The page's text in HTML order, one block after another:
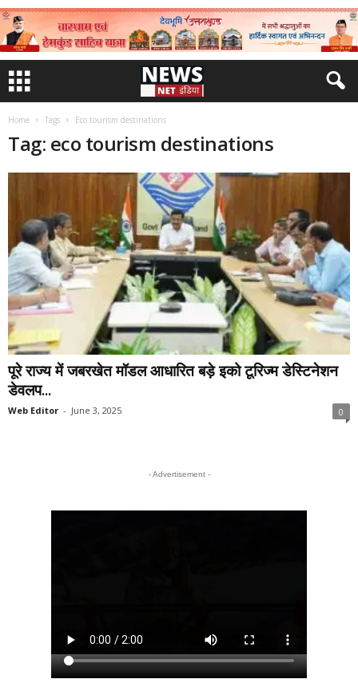
Home Tags Eco tourism destinations
Tag: eco tourism destinations
पूरे राज्य में जबरखेत मॉडल आधारित बड़े इको टूरिज्म डेस्टिनेशन
डेवलप...
Web Editor - June 3, 2025 0
- Advertisement -